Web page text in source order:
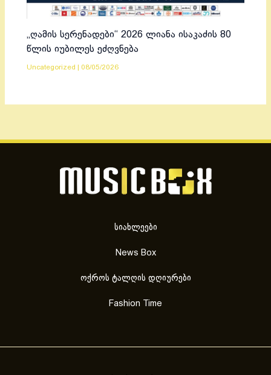
„ღამის სერენადები“ 2026 ლიანა ისაკაძის 80
წლის იუბილეს ეძღვნება
Uncategorized 08/05/2026
სიახლეები
News Box
ოქროს ტალღის დღიურები
Fashion Time